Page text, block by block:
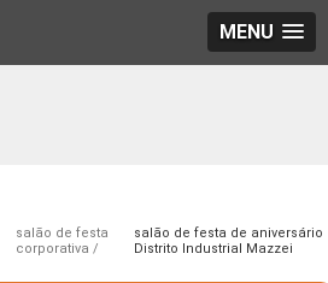
MENU
salão de festa
corporativa
salão de festa de aniversário
Distrito Industrial Mazzei